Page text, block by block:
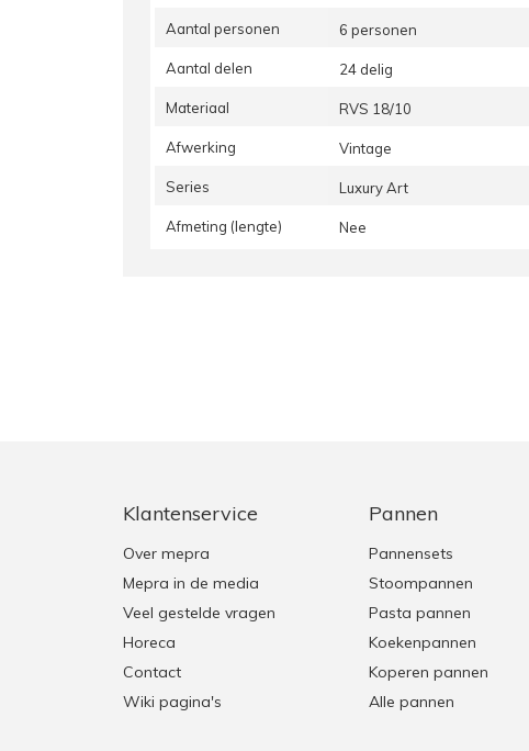
Aantal personen 6 personen
Aantal delen 24 delig
Materiaal RVS 18/10
Afwerking Vintage
Series Luxury Art
Afmeting (lengte) Nee
Klantenservice
Over mepra
Mepra in de media
Veel gestelde vragen
Horeca
Contact
Wiki pagina's
Pannen
Pannensets
Stoompannen
Pasta pannen
Koekenpannen
Koperen pannen
Alle pannen